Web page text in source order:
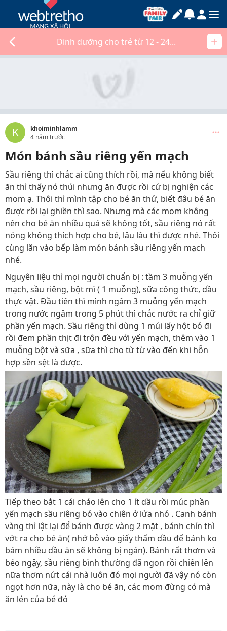
Dinh dưỡng cho trẻ từ 12 - 24...
K
khoiminhlamm
4 năm trước
Món bánh sầu riêng yến mạch
Sầu riêng thì chắc ai cũng thích rồi, mà nếu không biết
ăn thì thấy nó thúi nhưng ăn được rồi cứ bị nghiện các
mom ạ. Thôi thì mình tập cho bé ăn thử, biết đâu bé ăn
được rồi lại ghiền thì sao. Nhưng mà các mom không
nên cho bé ăn nhiều quá sẽ không tốt, sầu riêng nó rất
nóng không thích hợp cho bé, lâu lâu thì được nhé. Thôi
cùng lăn vào bếp làm món bánh sầu riêng yến mạch
nhé.
Nguyên liệu thì mọi người chuẩn bị : tầm 3 muỗng yến
mạch, sầu riêng, bột mì ( 1 muỗng), sữa công thức, dầu
thực vật. Đầu tiên thì mình ngâm 3 muỗng yến mạch
trong nước ngâm trong 5 phút thì chắc nước ra chỉ giữ
phần yến mạch. Sầu riêng thì dùng 1 múi lấy hột bỏ đi
rồi đem phần thịt đi trộn đều với yến mạch, thêm vào 1
muỗng bột và sữa , sữa thì cho từ từ vào đến khi hỗn
hợp sền sệt là được.
Tiếp theo bắt 1 cái chảo lên cho 1 ít dầu rồi múc phần
yến mạch sầu riêng bỏ vào chiên ở lửa nhỏ . Canh bánh
vàng thì lật lại để bánh được vàng 2 mặt , bánh chín thì
vớt ra cho bé ăn( nhớ bỏ vào giấy thấm dầu để bánh ko
bám nhiều dầu ăn sẽ không bị ngán). Bánh rất thơm và
béo ngậy, sầu riêng bình thường đã ngon rồi chiên lên
nữa thơm nứt cái nhà luôn đó mọi người đã vậy nó còn
ngọt hơn nữa, này là cho bé ăn, các mom đừng có mà
ăn lén của bé đó